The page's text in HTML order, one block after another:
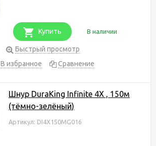
Купить В наличии
Быстрый просмотр
В избранное
Сравнение
Шнур DuraKing Infinite 4X , 150м
(тёмно-зелёный)
Артикул: DI4X150MG016